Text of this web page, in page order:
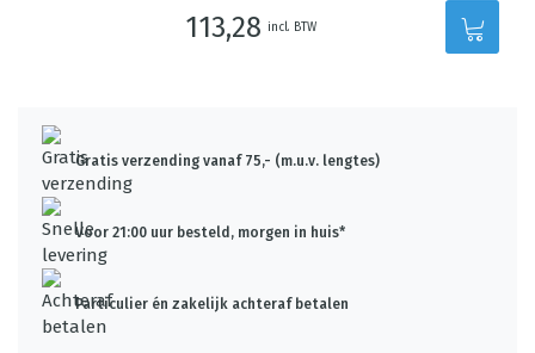
113,28 incl. BTW
Gratis verzending vanaf 75,- (m.u.v. lengtes)
Voor 21:00 uur besteld, morgen in huis*
Particulier én zakelijk achteraf betalen